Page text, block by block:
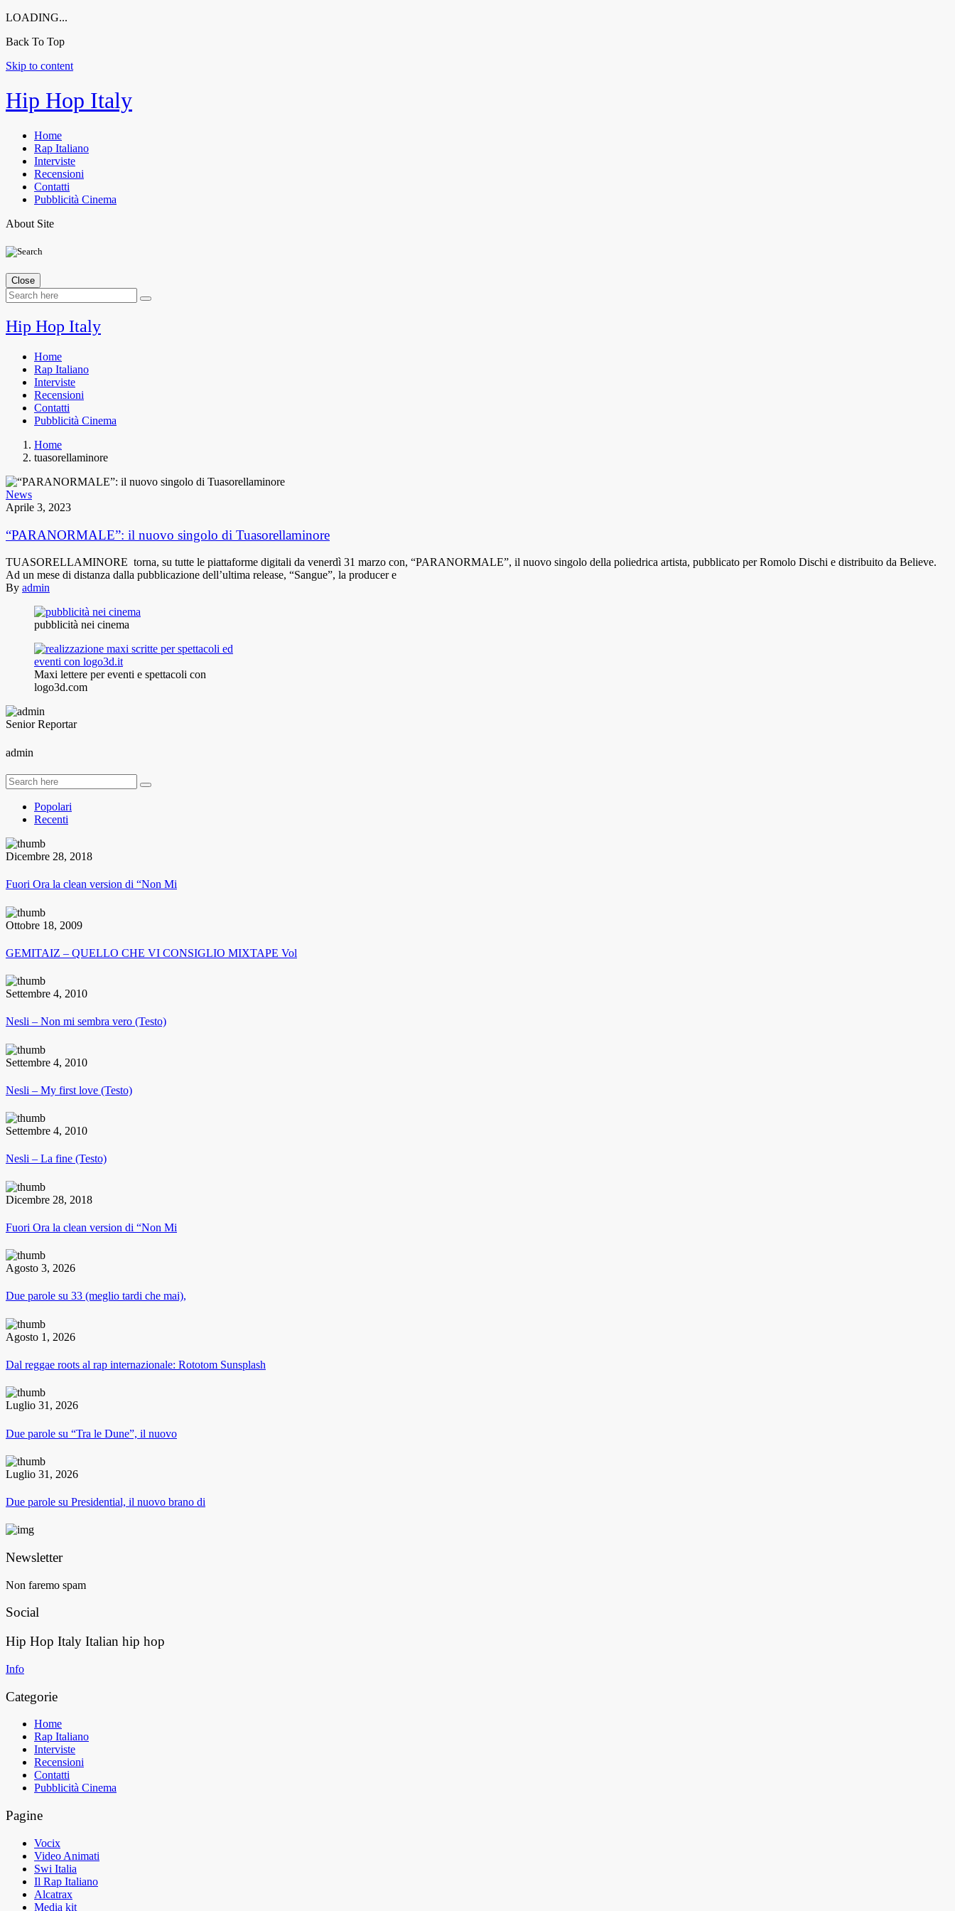
LOADING...
Back To Top
Skip to content
Hip Hop Italy
Home
Rap Italiano
Interviste
Recensioni
Contatti
Pubblicità Cinema
About Site
Close
Hip Hop Italy
Home
Rap Italiano
Interviste
Recensioni
Contatti
Pubblicità Cinema
Home
tuasorellaminore
News
Aprile 3, 2023
“PARANORMALE”: il nuovo singolo di Tuasorellaminore
TUASORELLAMINORE torna, su tutte le piattaforme digitali da venerdì 31 marzo con, “PARANORMALE”, il nuovo singolo della poliedrica artista, pubblicato per Romolo Dischi e distribuito da Believe.
Ad un mese di distanza dalla pubblicazione dell’ultima release, “Sangue”, la producer e
By admin
pubblicità nei cinema
Maxi lettere per eventi e spettacoli con
logo3d.com
Senior Reportar
admin
Popolari
Recenti
Dicembre 28, 2018
Fuori Ora la clean version di “Non Mi
Ottobre 18, 2009
GEMITAIZ – QUELLO CHE VI CONSIGLIO MIXTAPE Vol
Settembre 4, 2010
Nesli – Non mi sembra vero (Testo)
Settembre 4, 2010
Nesli – My first love (Testo)
Settembre 4, 2010
Nesli – La fine (Testo)
Dicembre 28, 2018
Fuori Ora la clean version di “Non Mi
Agosto 3, 2026
Due parole su 33 (meglio tardi che mai),
Agosto 1, 2026
Dal reggae roots al rap internazionale: Rototom Sunsplash
Luglio 31, 2026
Due parole su “Tra le Dune”, il nuovo
Luglio 31, 2026
Due parole su Presidential, il nuovo brano di
Newsletter
Non faremo spam
Social
Hip Hop Italy Italian hip hop
Info
Categorie
Home
Rap Italiano
Interviste
Recensioni
Contatti
Pubblicità Cinema
Pagine
Vocix
Video Animati
Swi Italia
Il Rap Italiano
Alcatrax
Media kit